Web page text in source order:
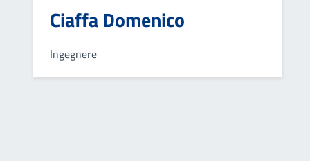
Ciaffa Domenico
Ingegnere